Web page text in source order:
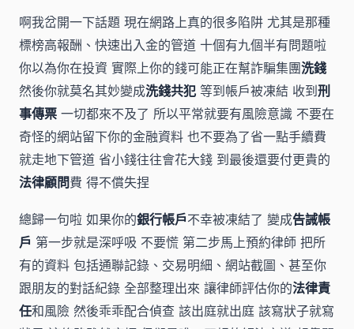
啊我岔開一下話題 現在網路上真的很多陷阱 尤其是那種
標榜高報酬、快速出入金的管道 十個有九個半有問題啦
你以為你在投資 實際上你的錢可能正在幫詐騙集團洗錢
然後你就莫名其妙變成洗錢共犯 等到帳戶被凍結 收到刑
事傳票 一切都來不及了 所以平常就要有風險意識 不要在
奇怪的網站留下你的金融資料 也不要為了省一點手續費
就走地下管道 省小錢往往會花大錢 到最後還要付更貴的
法律顧問費 得不償失捏
總歸一句啦 如果你的銀行帳戶不幸被凍結了 變成告誡帳
戶 第一步就是深呼吸 不要慌 第二步馬上預約律師 把所
有的資料 包括通聯記錄、交易明細、網站截圖、甚至你
跟朋友的對話紀錄 全部整理出來 讓律師評估你的法律責
任和風險 然後乖乖配合偵查 該出庭就出庭 該寫狀子就寫